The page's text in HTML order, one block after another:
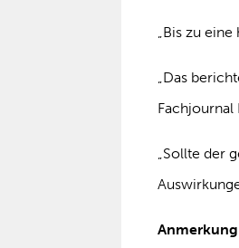
„Bis zu
„Das
Fachjournal
„Sollte der